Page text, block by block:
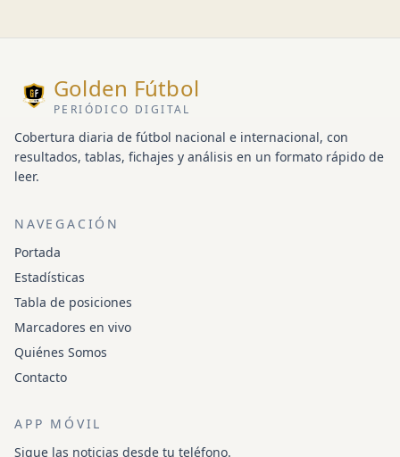
Golden Fútbol
PERIÓDICO DIGITAL
Cobertura diaria de fútbol nacional e internacional, con
resultados, tablas, fichajes y análisis en un formato rápido de
leer.
NAVEGACIÓN
Portada
Estadísticas
Tabla de posiciones
Marcadores en vivo
Quiénes Somos
Contacto
APP MÓVIL
Sigue las noticias desde tu teléfono.